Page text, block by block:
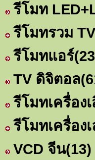
รีโมท
รีโมทรวม
รีโมทแอร์
TV ดิจิตอล
รีโมทเครื่อง
รีโมทเครื่อง
VCD จีน(13)